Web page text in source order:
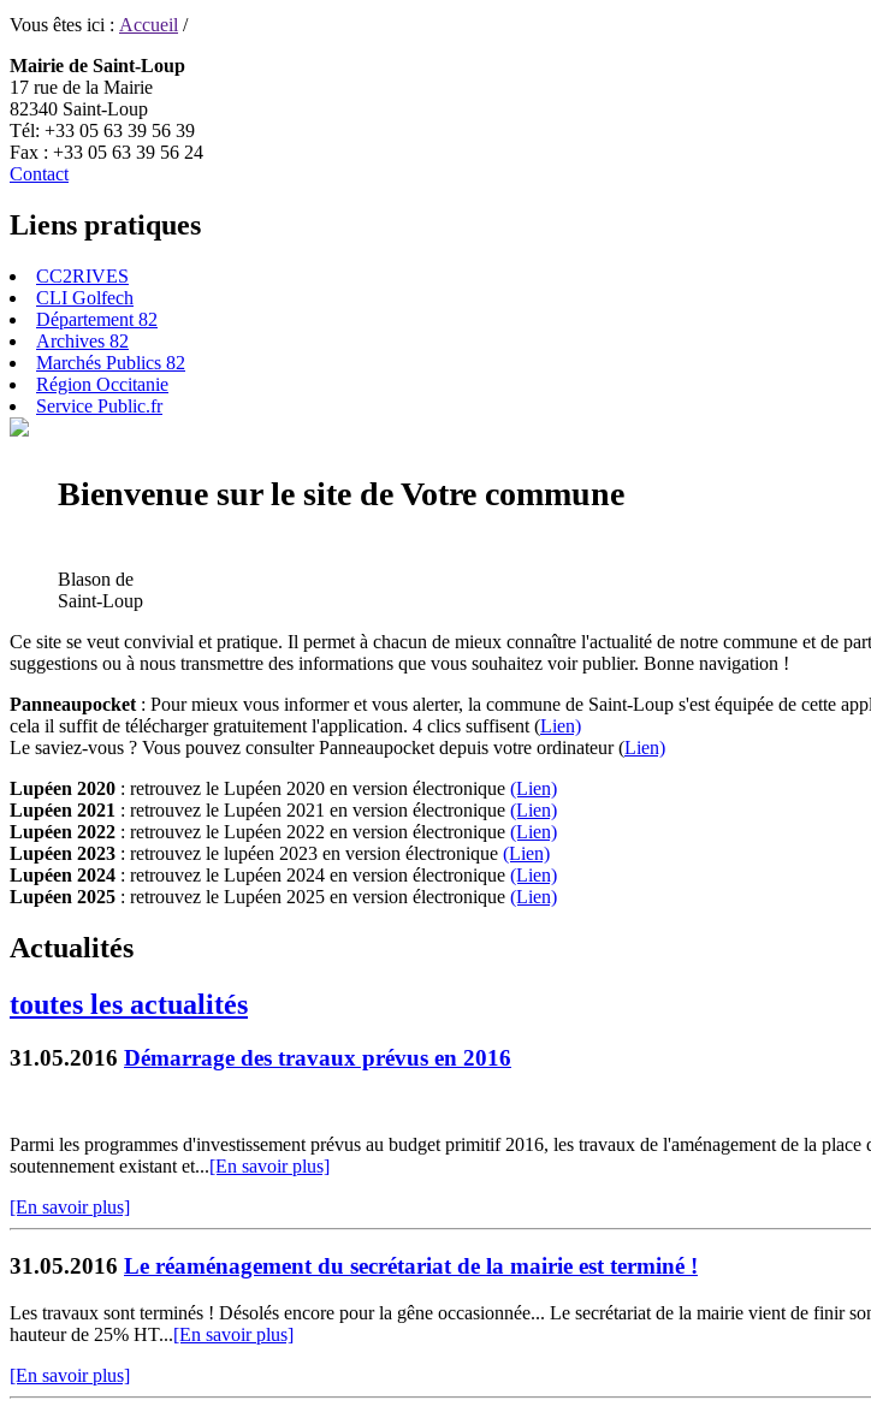
Vous êtes ici : Accueil /
Mairie de Saint-Loup
17 rue de la Mairie
82340 Saint-Loup
Tél: +33 05 63 39 56 39
Fax : +33 05 63 39 56 24
Contact
Liens pratiques
CC2RIVES
CLI Golfech
Département 82
Archives 82
Marchés Publics 82
Région Occitanie
Service Public.fr
Bienvenue sur le site de Votre commune
Blason de
Saint-Loup
Ce site se veut convivial et pratique. Il permet à chacun de mieux connaître l'actualité de notre commune et de
suggestions ou à nous transmettre des informations que vous souhaitez voir publier. Bonne navigation !
Panneaupocket : Pour mieux vous informer et vous alerter, la commune de Saint-Loup s'est équipée de cette
cela il suffit de télécharger gratuitement l'application. 4 clics suffisent (Lien)
Le saviez-vous ? Vous pouvez consulter Panneaupocket depuis votre ordinateur (Lien)
Lupéen 2020 : retrouvez le Lupéen 2020 en version électronique (Lien)
Lupéen 2021 : retrouvez le Lupéen 2021 en version électronique (Lien)
Lupéen 2022 : retrouvez le Lupéen 2022 en version électronique (Lien)
Lupéen 2023 : retrouvez le lupéen 2023 en version électronique (Lien)
Lupéen 2024 : retrouvez le Lupéen 2024 en version électronique (Lien)
Lupéen 2025 : retrouvez le Lupéen 2025 en version électronique (Lien)
Actualités
toutes les actualités
31.05.2016 Démarrage des travaux prévus en 2016
Parmi les programmes d'investissement prévus au budget primitif 2016, les travaux de l'aménagement de la
soutennement existant et...[En savoir plus]
[En savoir plus]
31.05.2016 Le réaménagement du secrétariat de la mairie est terminé !
Les travaux sont terminés ! Désolés encore pour la gêne occasionnée... Le secrétariat de la mairie vient de finir
hauteur de 25% HT...[En savoir plus]
[En savoir plus]